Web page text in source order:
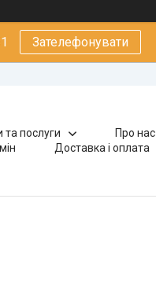
Зателефонувати
та послуги Про нас
Доставка і оплата